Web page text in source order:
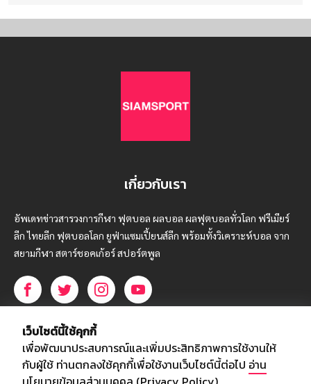
เกี่ยวกับเรา
อัพเดทข่าวสารวงการกีฬา ฟุตบอล ผลบอล ผลฟุตบอลทั่วโลก ฟรีเมียร์
ลีก ไทยลีก ฟุตบอลโลก ยูฟ่าแซมเปี้ยนส์ลีก พร้อมทั้งวิเคราะห์บอล จาก
สยามกีฬา สตาร์ชอคเก้อร์ สปอร์ตพูล
บริษัท สยามสปอร์ต ซินติเคท จำกัด (มหาชน)
เลขที่ 66/26 - 29 ซอยรามอินทรา 40
ถนนรามอินทรา แขวงนวลจันทร์
เขตบึงกุ่ม กรุงเทพฯ 10230
เว็บไซต์นี้ใช้คุกกี้
เพื่อพัฒนาประสบการณ์และเพิ่มประสิทธิภาพการใช้งานให้
กับผู้ใช้ ท่านตกลงใช้คุกกี้เพื่อใช้งานเว็บไซต์นี้ต่อไป อ่าน